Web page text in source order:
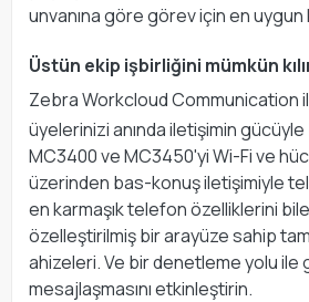
unvanına göre görev için en
Üstün ekip işbirliğini mümkün
Zebra Workcloud Communication
üyelerinizi anında iletişimin
MC3400 ve MC3450'yi Wi-Fi ve
üzerinden bas-konuş iletişimiyle
en karmaşık telefon özelliklerini
özelleştirilmiş bir arayüze sahip
ahizeleri. Ve bir denetleme yolu ile
mesajlaşmasını etkinleştirin.